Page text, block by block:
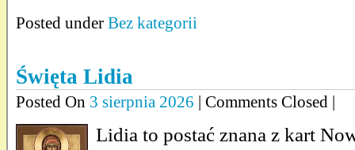
Posted under Bez kategorii
Święta Lidia
Posted On 3 sierpnia 2026 | Comments Closed |
Lidia to postać znana z kart